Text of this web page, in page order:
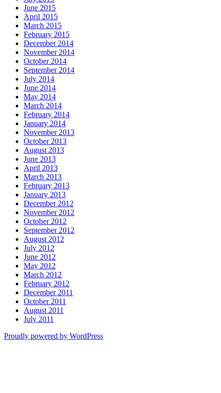
June 2015
April 2015
March 2015
February 2015
December 2014
November 2014
October 2014
September 2014
July 2014
June 2014
May 2014
March 2014
February 2014
January 2014
November 2013
October 2013
August 2013
June 2013
April 2013
March 2013
February 2013
January 2013
December 2012
November 2012
October 2012
September 2012
August 2012
July 2012
June 2012
May 2012
March 2012
February 2012
December 2011
October 2011
August 2011
July 2011
Proudly powered by WordPress